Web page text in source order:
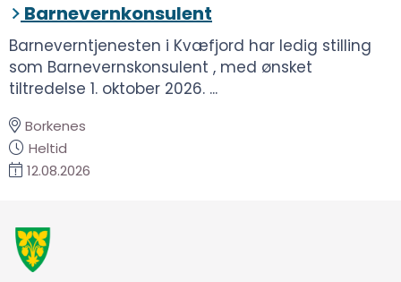
Barnevernkonsulent
Barneverntjenesten i Kvæfjord har ledig stilling
som Barnevernskonsulent , med ønsket
tiltredelse 1. oktober 2026. ...
Borkenes
Heltid
12.08.2026